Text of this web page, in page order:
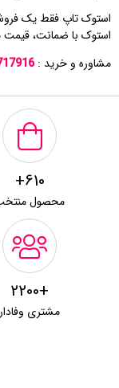
استوک تاپ فقط یک
استوک با ضمانت، قیمت
مشاوره و خرید :
610+
محصول
+2200
مشتری وفادار